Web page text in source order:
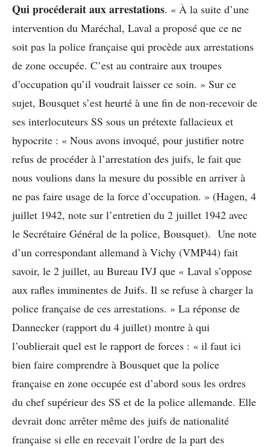
Qui procéderait aux arrestations. « À la suite d’une
intervention du Maréchal, Laval a proposé que ce ne
soit pas la police française qui procède aux arrestations
de zone occupée. C’est au contraire aux troupes
d’occupation qu’il voudrait laisser ce soin. » Sur ce
sujet, Bousquet s’est heurté à une fin de non-recevoir de
ses interlocuteurs SS sous un prétexte fallacieux et
hypocrite : « Nous avons invoqué, pour justifier notre
refus de procéder à l’arrestation des juifs, le fait que
nous voulions dans la mesure du possible en arriver à
ne pas faire usage de la force d’occupation. » (Hagen, 4
juillet 1942, note sur l’entretien du 2 juillet 1942 avec
le Secrétaire Général de la police, Bousquet). Une note
d’un correspondant allemand à Vichy (VMP44) fait
savoir, le 2 juillet, au Bureau IVJ que « Laval s’oppose
aux rafles imminentes de Juifs. Il se refuse à charger la
police française de ces arrestations. » La réponse de
Dannecker (rapport du 4 juillet) montre à qui
l’oublierait quel est le rapport de forces : « il faut ici
bien faire comprendre à Bousquet que la police
française en zone occupée est d’abord sous les ordres
du chef supérieur des SS et de la police allemande. Elle
devrait donc arrêter même des juifs de nationalité
française si elle en recevait l’ordre de la part des